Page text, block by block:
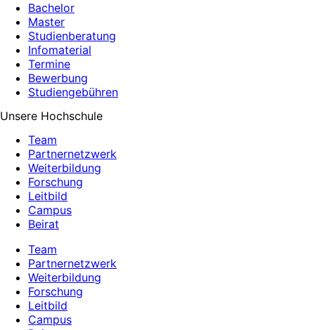
Bachelor
Master
Studienberatung
Infomaterial
Termine
Bewerbung
Studiengebühren
Unsere Hochschule
Team
Partnernetzwerk
Weiterbildung
Forschung
Leitbild
Campus
Beirat
Team
Partnernetzwerk
Weiterbildung
Forschung
Leitbild
Campus